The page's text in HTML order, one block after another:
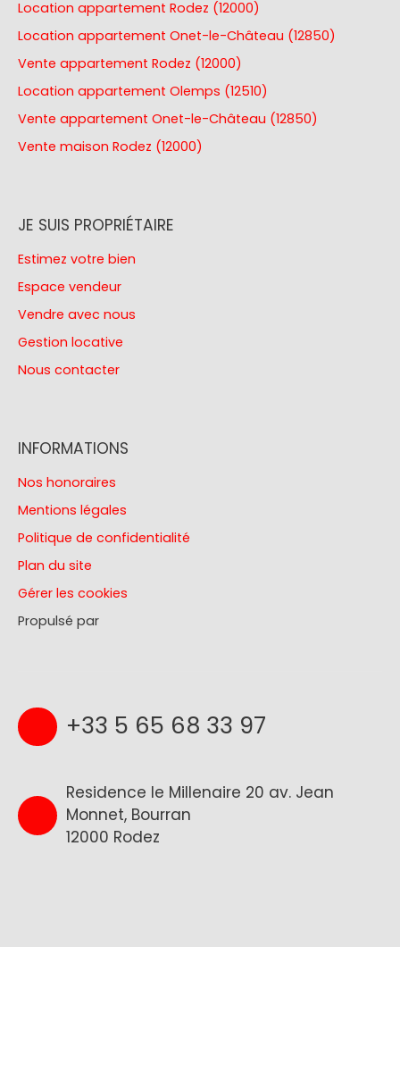
Location appartement Rodez (12000)
Location appartement Onet-le-Château (12850)
Vente appartement Rodez (12000)
Location appartement Olemps (12510)
Vente appartement Onet-le-Château (12850)
Vente maison Rodez (12000)
JE SUIS PROPRIÉTAIRE
Estimez votre bien
Espace vendeur
Vendre avec nous
Gestion locative
Nous contacter
INFORMATIONS
Nos honoraires
Mentions légales
Politique de confidentialité
Plan du site
Gérer les cookies
Propulsé par
+33 5 65 68 33 97
Residence le Millenaire 20 av. Jean
Monnet, Bourran
12000 Rodez